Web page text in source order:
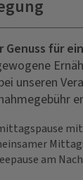
Genuss für
unseren
mit
am